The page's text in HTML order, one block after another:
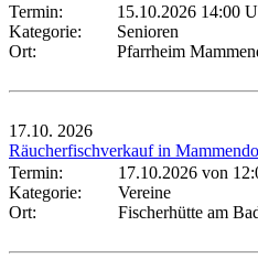
Termin:
15.10.2026 14:00
Kategorie:
Senioren
Ort:
Pfarrheim
17.10. 2026
Räucherfischverkauf in
Termin:
17.10.2026 von
Kategorie:
Vereine
Ort:
Fischerhütte am